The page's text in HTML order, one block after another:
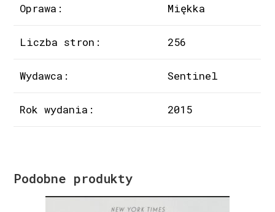
Oprawa: Miękka
Liczba stron: 256
Wydawca: Sentinel
Rok wydania: 2015
Podobne produkty